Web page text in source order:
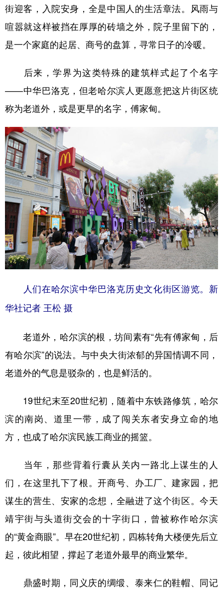
街迎客，入院安身，全是中国人的生活章法。风雨与
喧嚣就这样被挡在厚厚的砖墙之外，院子里留下的，
是一个家庭的起居、商号的盘算，寻常日子的冷暖。
后来，学界为这类特殊的建筑样式起了个名字
——中华巴洛克，但老哈尔滨人更愿意把这片街区统
称为老道外，或是更早的名字，傅家甸。
人们在哈尔滨中华巴洛克历史文化街区游览。新
华社记者 王松 摄
老道外，哈尔滨的根，坊间素有“先有傅家甸，后
有哈尔滨”的说法。与中央大街浓郁的异国情调不同，
老道外的气息是驳杂的，也是鲜活的。
19世纪末至20世纪初，随着中东铁路修筑，哈尔
滨的南岗、道里一带，成了闯关东者安身立命的地
方，也成了哈尔滨民族工商业的摇篮。
当年，那些背着行囊从关内一路北上谋生的人
们，在这里扎下了根。开商号、办工厂、建家园，把
谋生的营生、安家的念想，全融进了这个街区。今天
靖宇街与头道街交会的十字街口，曾被称作哈尔滨
的“黄金商眼”。早在20世纪初，四栋转角大楼便先后立
起，彼此相望，撑起了老道外最早的商业繁华。
鼎盛时期，同义庆的绸缎、泰来仁的鞋帽、同记